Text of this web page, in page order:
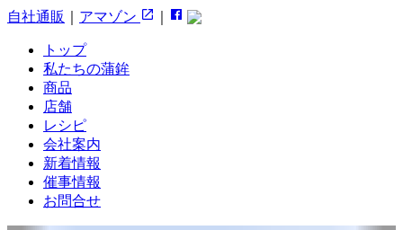
自社通販 アマゾン
トップ
私たちの蒲鉾
商品
店舗
レシピ
会社案内
新着情報
催事情報
お問合せ